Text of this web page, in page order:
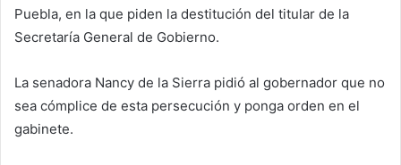
Puebla, en la que piden la destitución del titular de la
Secretaría General de Gobierno.
La senadora Nancy de la Sierra pidió al gobernador que no
sea cómplice de esta persecución y ponga orden en el
gabinete.